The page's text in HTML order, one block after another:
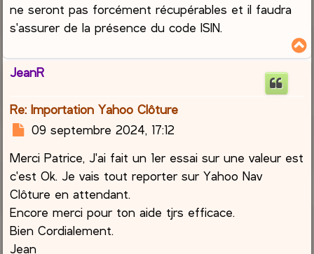
ne seront pas forcément récupérables et il faudra
s'assurer de la présence du code ISIN.
JeanR
Re: Importation Yahoo Clôture
M
s
s
a
e
09 septembre 2024, 17:12
Merci Patrice, J'ai fait un 1er essai sur une valeur est
c'est Ok. Je vais tout reporter sur Yahoo Nav
Clôture en attendant.
Encore merci pour ton aide tjrs efficace.
Bien Cordialement.
Jean